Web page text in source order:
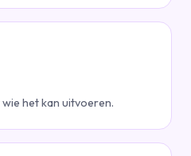
het kan uitvoeren.